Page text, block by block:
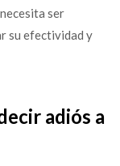
ser
su efectividad y
adiós a